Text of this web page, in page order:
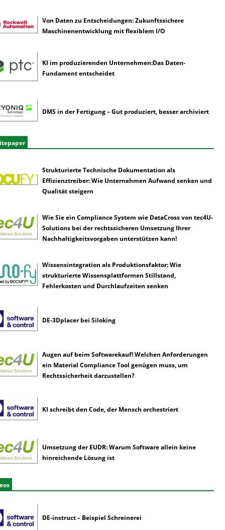
Von Daten zu Entscheidungen: Zukunftssichere
Maschinenentwicklung mit flexiblem I/O
KI im produzierenden Unternehmen:Das Daten-
Fundament entscheidet
DMS in der Fertigung – Gut produziert, besser archiviert
Strukturierte Technische Dokumentation als
Effizienztreiber: Wie Unternehmen Aufwand senken und
Qualität steigern
Wie Sie ein Compliance System wie DataCross von tec4U-
Solutions bei der rechtssicheren Umsetzung Ihrer
Nachhaltigkeitsvorgaben unterstützen kann!
Wissensintegration als Produktionsfaktor: Wie
strukturierte Wissensplattformen Stillstand,
Fehlerkosten und Durchlaufzeiten senken
DE-3Dplacer bei Siloking
Augen auf beim Softwarekauf! Welchen Anforderungen
ein Material Compliance Tool genügen muss, um
Rechtssicherheit darzustellen?
KI schreibt den Code, der Mensch orchestriert
Umsetzung der EUDR: Warum Software allein keine
hinreichende Lösung ist
DE-instruct – Beispiel Schreinerei